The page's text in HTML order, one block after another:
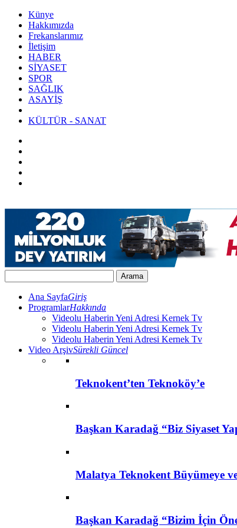
Künye
Hakkımızda
Frekanslarımız
İletişim
HABER
SİYASET
SPOR
SAĞLIK
ASAYİŞ
KÜLTÜR - SANAT
Ana SayfaGiriş
ProgramlarHakkında
Videolu Haberin Yeni Adresi Kernek Tv
Videolu Haberin Yeni Adresi Kernek Tv
Videolu Haberin Yeni Adresi Kernek Tv
Video ArşivSürekli Güncel
Teknokent’ten Teknoköy’e
Başkan Karadağ “Biz Siyaset
Malatya Teknokent Büyümeye
Başkan Karadağ “Bizim İçin